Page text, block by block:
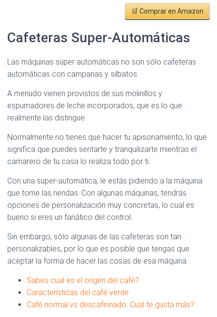
🛒 Comprar en Amazon
Cafeteras Super-Automáticas
Las máquinas súper automáticas no son sólo cafeteras
automáticas con campanas y silbatos.
A menudo vienen provistos de sus molinillos y
espumadores de leche incorporados, que es lo que
realmente las distingue.
Normalmente no tienes que hacer tu apisonamiento, lo que
significa que puedes sentarte y tranquilizarte mientras el
camarero de tu casa lo realiza todo por ti.
Con una super-automática, le estás pidiendo a la máquina
que tome las riendas. Con algunas máquinas, tendrás
opciones de personalización muy concretas, lo cual es
bueno si eres un fanático del control.
Sin embargo, sólo algunas de las cafeteras son tan
personalizables, por lo que es posible que tengas que
aceptar la forma de hacer las cosas de esa máquina.
Sabes cual es el origen del café?
Características del café verde
Café normal vs descafeinado. Cual te gusta más?